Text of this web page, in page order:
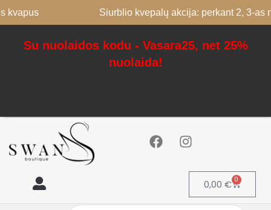
Siurblio kvepalų akcija: perkant 2, 3-as
Su nuolaidos kodu - Vasara25, net 25%
nuolaida!
0,00 € 0